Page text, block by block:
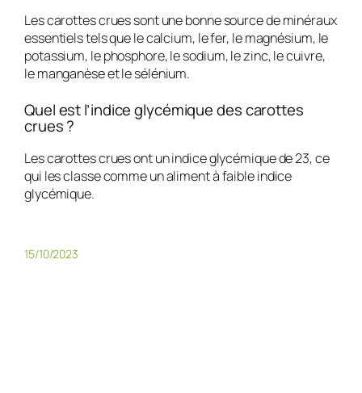
Les carottes crues sont une bonne source de minéraux
essentiels tels que le calcium, le fer, le magnésium, le
potassium, le phosphore, le sodium, le zinc, le cuivre,
le manganèse et le sélénium.
Quel est l’indice glycémique des carottes
crues ?
Les carottes crues ont un indice glycémique de 23, ce
qui les classe comme un aliment à faible indice
glycémique.
15/10/2023